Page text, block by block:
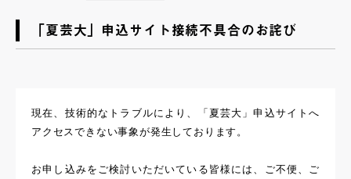
「夏芸大」申込サイト接続不具合のお詫び
現在、技術的なトラブルにより、「夏芸大」申込サイトへ
アクセスできない事象が発生しております。
お申し込みをご検討いただいている皆様には、ご不便、ご